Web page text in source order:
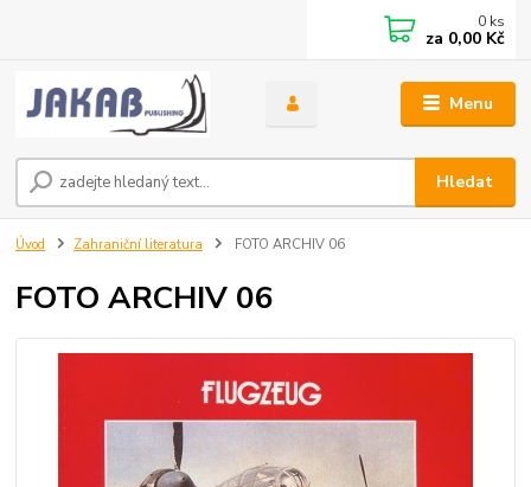
Menu
Hledat
0 ks
za 0,00 Kč
Úvod Zahraniční literatura FOTO ARCHIV 06
FOTO ARCHIV 06